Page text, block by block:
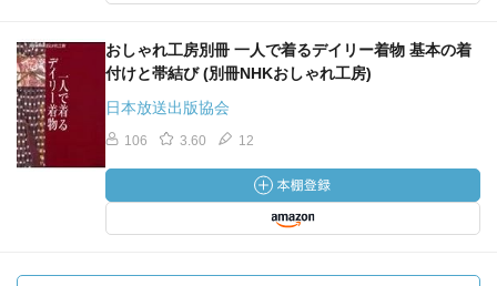
おしゃれ工房別冊 一人で着るデイリー着物 基本の着
付けと帯結び (別冊NHKおしゃれ工房)
日本放送出版協会
106 3.60 12